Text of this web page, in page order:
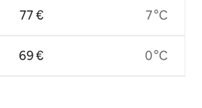
77 €
69 €
7 °C
0 °C